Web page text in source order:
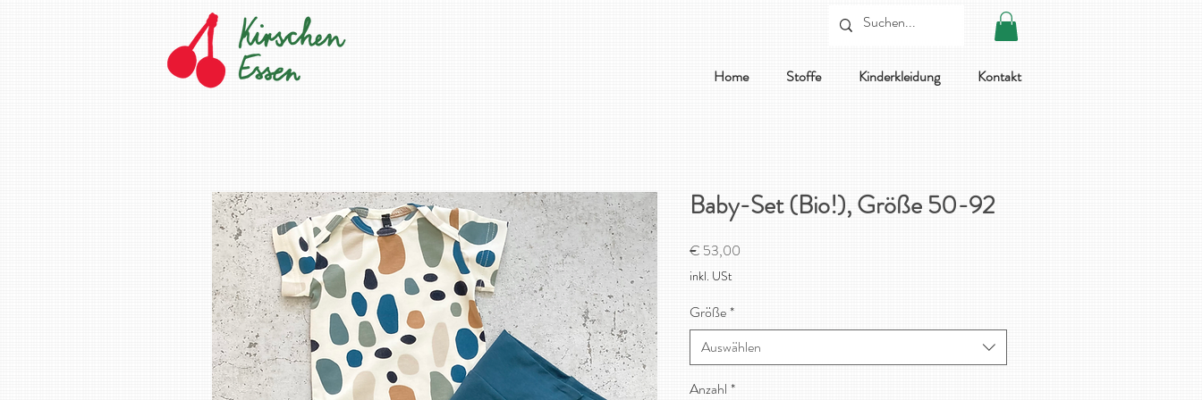
Home Stoffe Kinderkleidung Kontakt
Baby-Set (Bio!), Größe 50-92
€ 53,00
inkl. USt
Größe*
Auswählen
Anzahl *